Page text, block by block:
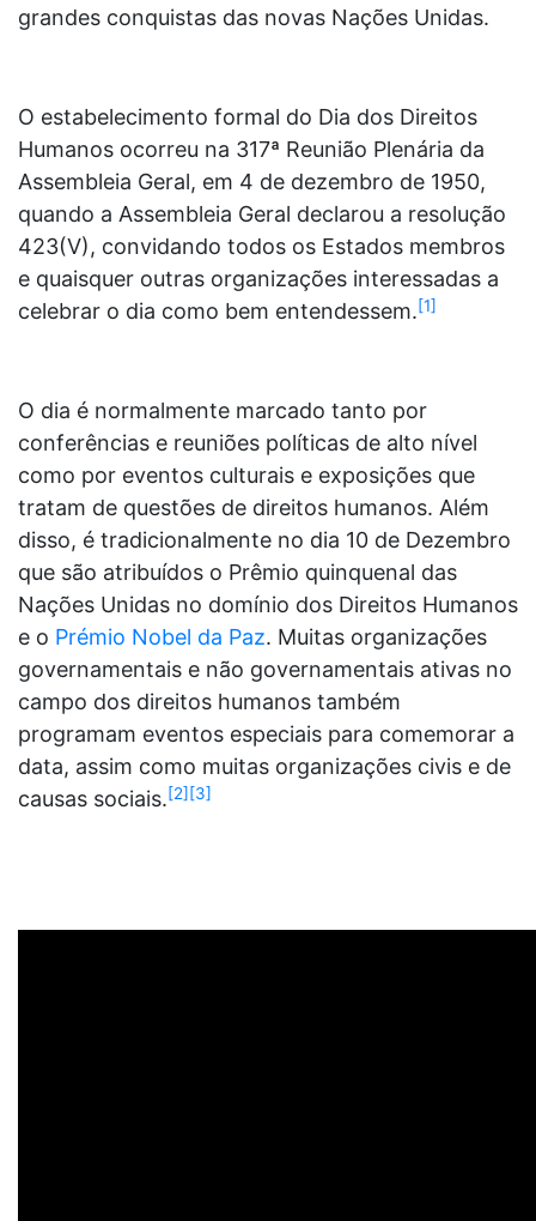
grandes conquistas das novas Nações Unidas.
O estabelecimento formal do Dia dos Direitos
Humanos ocorreu na 317ª Reunião Plenária da
Assembleia Geral, em 4 de dezembro de 1950,
quando a Assembleia Geral declarou a resolução
423(V), convidando todos os Estados membros
e quaisquer outras organizações interessadas a
celebrar o dia como bem entendessem.[1]
O dia é normalmente marcado tanto por
conferências e reuniões políticas de alto nível
como por eventos culturais e exposições que
tratam de questões de direitos humanos. Além
disso, é tradicionalmente no dia 10 de Dezembro
que são atribuídos o Prêmio quinquenal das
Nações Unidas no domínio dos Direitos Humanos
e o Prémio Nobel da Paz. Muitas organizações
governamentais e não governamentais ativas no
campo dos direitos humanos também
programam eventos especiais para comemorar a
data, assim como muitas organizações civis e de
causas sociais.[2] [3]